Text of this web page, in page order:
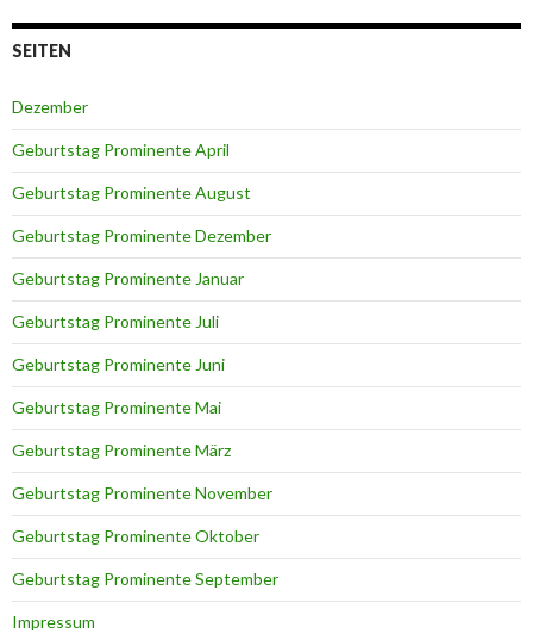
SEITEN
Dezember
Geburtstag Prominente April
Geburtstag Prominente August
Geburtstag Prominente Dezember
Geburtstag Prominente Januar
Geburtstag Prominente Juli
Geburtstag Prominente Juni
Geburtstag Prominente Mai
Geburtstag Prominente März
Geburtstag Prominente November
Geburtstag Prominente Oktober
Geburtstag Prominente September
Impressum